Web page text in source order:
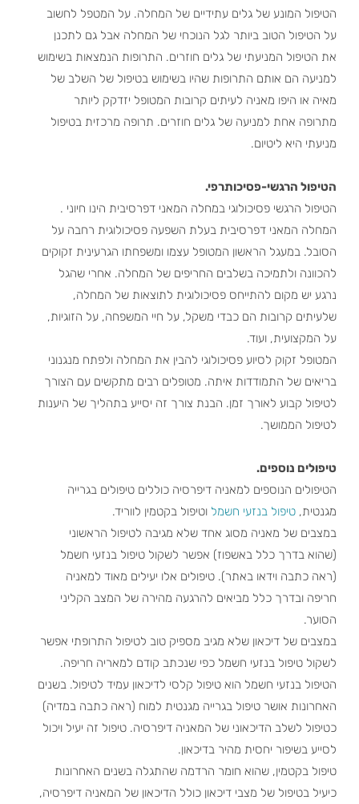
הטיפול המונע של גלים עתידיים של המחלה. על המטפל לחשוב
על הטיפול הטוב ביותר לגל הנוכחי של המחלה אבל גם לתכנן
את הטיפול המניעתי של גלים חוזרים. התרופות הנמצאות בשימוש
למניעה הם אותם התרופות שהיו בשימוש בטיפול של השלב של
מאיה או היפו מאניה לעיתים קרובות המטופל יזדקק ליותר
מתרופה אחת למניעה של גלים חוזרים. תרופה מרכזית בטיפול
מניעתי היא ליטיום.
הטיפול הרגשי-פסיכותרפי.
הטיפול הרגשי פסיכולוגי במחלה המאני דפרסיבית הינו חיוני .
המחלה המאני דפרסיבית בעלת השפעה פסיכולוגית רחבה על
הסובל. במעגל הראשון המטופל עצמו ומשפחתו הגרעינית זקוקים
להכוונה ולתמיכה בשלבים החריפים של המחלה. אחרי שהגל
נרגע יש מקום להתייחס פסיכולוגית לתוצאות של המחלה,
שלעיתים קרובות הם כבדי משקל, על חיי המשפחה, על הזוגיות,
על המקצועית, ועוד.
המטופל זקוק לסיוע פסיכולוגי להבין את המחלה ולפתח מנגנוני
בריאים של התמודדות איתה. מטופלים רבים מתקשים עם הצורך
לטיפול קבוע לאורך זמן. הבנת צורך זה יסייע בתהליך של היענות
לטיפול הממושך.
טיפולים נוספים.
הטיפולים הנוספים למאניה דיפרסיה כוללים טיפולים בגרייה
מגנטית, טיפול בנזעי חשמל וטיפול בקטמין לווריד.
במצבים של מאניה מסוג אחד שלא מגיבה לטיפול הראשוני
(שהוא בדרך כלל באשפוז) אפשר לשקול טיפול בנזעי חשמל
(ראה כתבה וידאו באתר). טיפולים אלו יעילים מאוד למאניה
חריפה ובדרך כלל מביאים להרגעה מהירה של המצב הקליני
הסוער.
במצבים של דיכאון שלא מגיב מספיק טוב לטיפול התרופתי אפשר
לשקול טיפול בנזעי חשמל כפי שנכתב קודם למאריה חריפה.
הטיפול בנזעי חשמל הוא טיפול קלסי לדיכאון עמיד לטיפול. בשנים
האחרונות אושר טיפול בגרייה מגנטית למוח (ראה כתבה במדיה)
כטיפול לשלב הדיכאוני של המאניה דיפרסיה. טיפול זה יעיל ויכול
לסייע בשיפור יחסית מהיר בדיכאון.
טיפול בקטמין, שהוא חומר הרדמה שהתגלה בשנים האחרונות
כיעיל בטיפול של מצבי דיכאון כולל הדיכאון של המאניה דיפרסיה,